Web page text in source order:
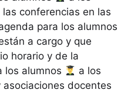
las conferencias en las
para los alumnos
a cargo y que
horario y de la
los alumnos
a los
asociaciones docentes